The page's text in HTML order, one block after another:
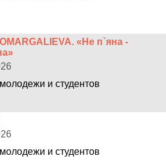
«Не п`яна -
и студентов
и студентов